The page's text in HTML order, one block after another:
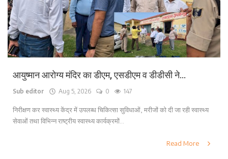
आयुष्मान आरोग्य मंदिर का डीएम, एसडीएम व डीडीसी ने...
Sub editor Aug 5, 2026 0 147
निरीक्षण कर स्वास्थ्य केंद्र में उपलब्ध चिकित्सा सुविधाओं, मरीजों को दी जा रही स्वास्थ्य
सेवाओं तथा विभिन्न राष्ट्रीय स्वास्थ्य कार्यक्रमों...
Read More